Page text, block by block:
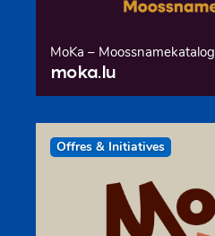
MoKa – Moossnamekatalog
moka.lu
Offres & Initiatives